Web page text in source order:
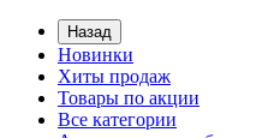
Назад
Новинки
Хиты продаж
Товары по акции
Все категории